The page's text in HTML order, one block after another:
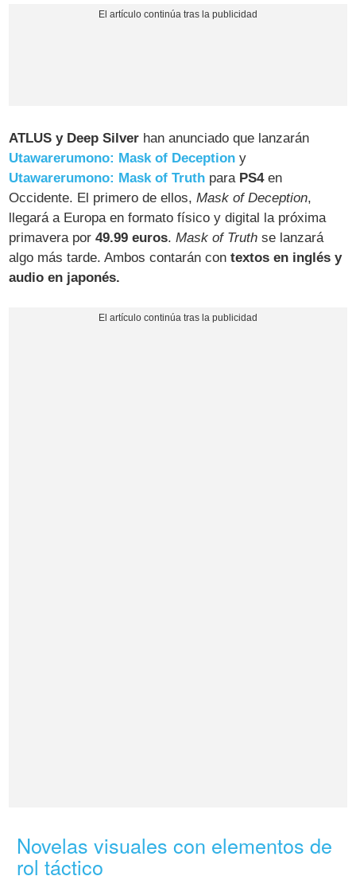
ATLUS y Deep Silver han anunciado que lanzarán
Utawarerumono: Mask of Deception y
Utawarerumono: Mask of Truth para PS4en
Occidente. El primero de ellos,Mask of Deception,
llegará a Europa en formato físico y digital la próxima
primavera por49.99 euros.Mask of Truth se lanzará
algo más tarde. Ambos contarán contextos en inglés y
audio en japonés.
Novelas visuales con elementos de
rol táctico